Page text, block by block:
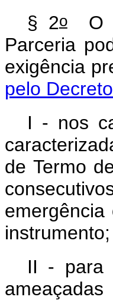
§ 2oO
Parceria
exigência
pelo
I - nos
de Termo
II - para